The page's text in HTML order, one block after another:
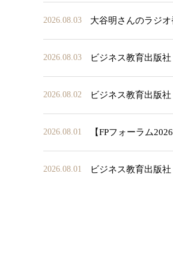
2026.08.03 大谷明さんのラジ
2026.08.03 ビジネス教育出版
2026.08.02 ビジネス教育出版
2026.08.01 【FPフォーラム
2026.08.01 ビジネス教育出版